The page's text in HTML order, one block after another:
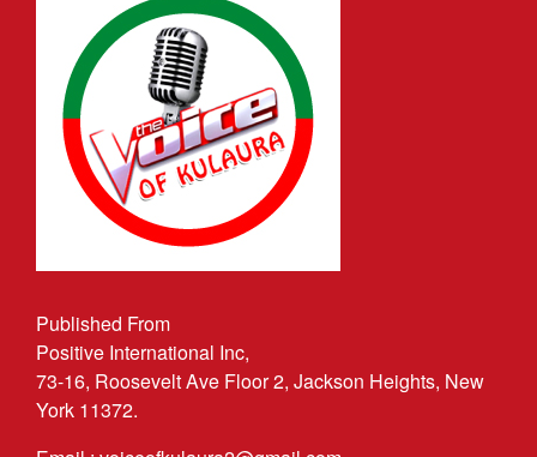
Published From
Positive International Inc,
73-16, Roosevelt Ave Floor 2, Jackson Heights, New
York 11372.